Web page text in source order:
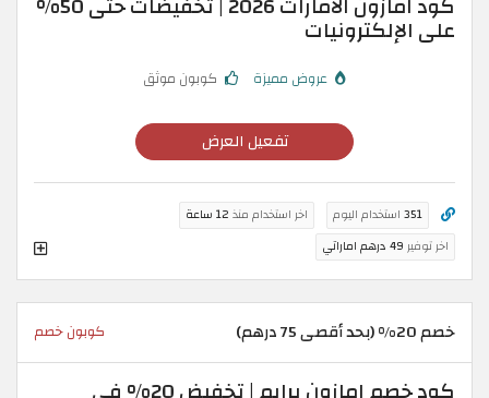
على الإلكترونيات
عروض مميزة كوبون موثق
تفعيل العرض
351 استخدام اليوم اخر استخدام منذ 12 ساعة
اخر توفير 49 درهم اماراتي
خصم 20% (بحد أقصى 75 درهم) كوبون خصم